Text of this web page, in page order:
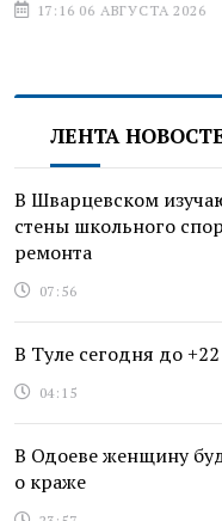
17:16 06 АВГУСТА 2026
ЛЕНТА
В Шварцевском
стены школьного
ремонта
07:56
В Туле сегодня до
04:15
В Одоеве женщину
о краже